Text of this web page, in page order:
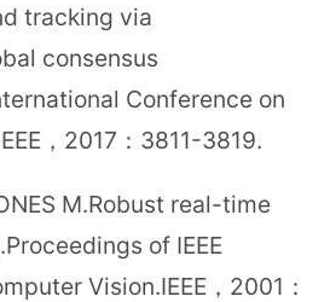
tracking via
consensus
Conference on
，2017：3811-3819.
M.Robust real-time
of IEEE
Vision.IEEE，2001：